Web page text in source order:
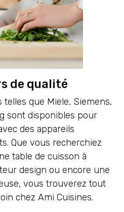
de qualité
que Miele, Siemens,
sont disponibles pour
des appareils
Que vous recherchiez
table de cuisson à
design ou encore une
vous trouverez tout
chez Ami Cuisines.